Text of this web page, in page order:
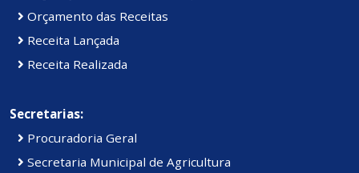
Orçamento das Receitas
Receita Lançada
Receita Realizada
Secretarias:
Procuradoria Geral
Secretaria Municipal de Agricultura